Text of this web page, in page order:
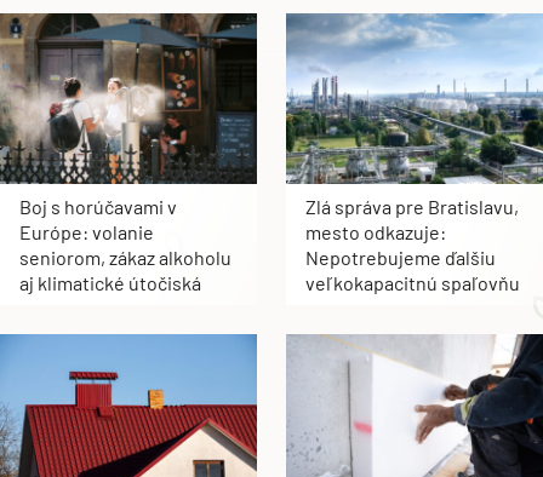
Boj s horúčavami v
Európe: volanie
seniorom, zákaz alkoholu
aj klimatické útočiská
Zlá správa pre Bratislavu,
mesto odkazuje:
Nepotrebujeme ďalšiu
veľkokapacitnú spaľovňu